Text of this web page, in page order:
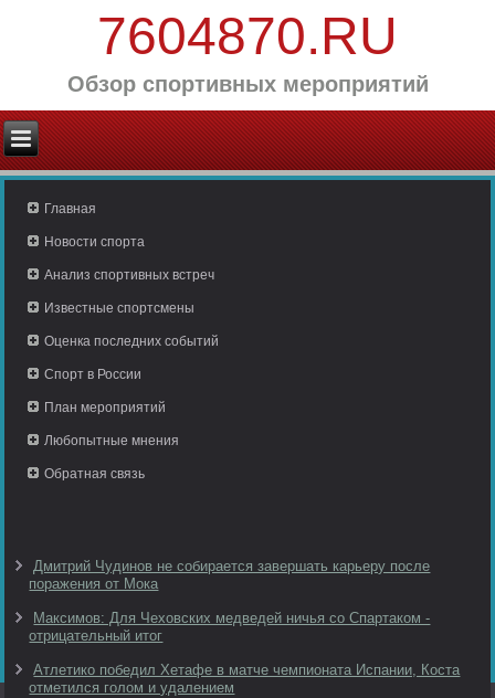
7604870.RU
Обзор спортивных мероприятий
Главная
Новости спорта
Анализ спортивных встреч
Известные спортсмены
Оценка последних событий
Спорт в России
План мероприятий
Любопытные мнения
Обратная связь
Дмитрий Чудинов не собирается завершать карьеру после
поражения от Мока
Максимов: Для Чеховских медведей ничья со Спартаком -
отрицательный итог
Атлетико победил Хетафе в матче чемпионата Испании, Коста
отметился голом и удалением